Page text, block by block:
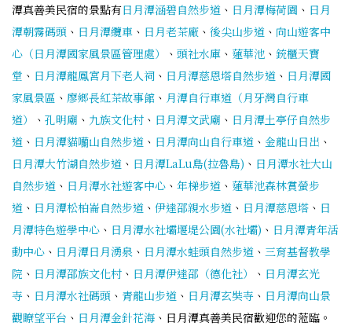
潭真善美民宿的景點有日月潭涵碧自然步道 、 日月潭梅荷園 、 日月
潭朝霧碼頭 、 日月潭纜車 、 日月老茶廠 、 後尖山步道 、 向山遊客中
心（日月潭國家風景區管理處）
、 頭社水庫 、 蓮華池 、 銃櫃天寶
堂 、 日月潭龍鳳宮月下老人祠 、 日月潭慈恩塔自然步道 、 日月潭國
家風景區 、 廖鄉長紅茶故事館 、 月潭自行車道（月牙灣自行車
道）
、 孔明廟 、 九族文化村 、 日月潭文武廟 、 日月潭土亭仔自然步
道 、 日月潭貓囒山自然步道 、 日月潭向山自行車道 、 金龍山日出 、
日月潭大竹湖自然步道 、 日月潭LaLu島(拉魯島) 、 日月潭水社大山
自然步道 、 日月潭水社遊客中心 、 年梯步道 、 蓮華池森林賞螢步
道 、 日月潭松柏崙自然步道 、 伊達邵親水步道 、 日月潭慈恩塔 、 日
月潭特色遊學中心 、 日月潭水社壩堰堤公園(水社壩) 、 日月潭青年活
動中心 、 日月潭日月湧泉 、 日月潭水蛙頭自然步道 、 三育基督教學
院 、 日月潭邵族文化村 、 日月潭伊達邵（德化社） 、 日月潭玄光
寺 、 日月潭水社碼頭 、 青龍山步道 、 日月潭玄奘寺 、 日月潭向山景
觀瞭望平台 、 日月潭金針花海 、日月潭真善美民宿歡迎您的蒞臨。